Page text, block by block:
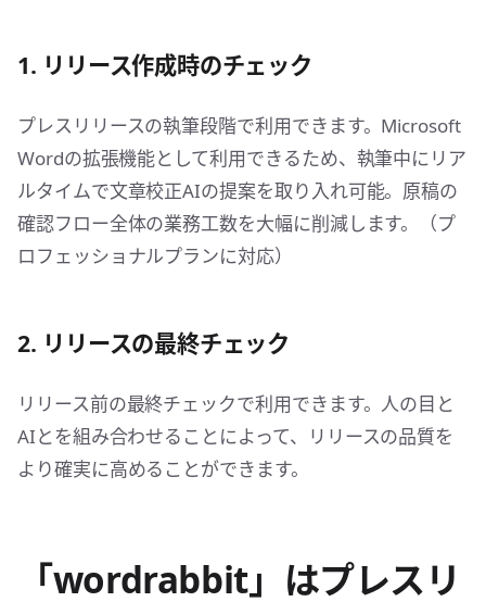
1. リリース作成時のチェック
プレスリリースの執筆段階で利用できます。Microsoft
Wordの拡張機能として利用できるため、執筆中にリア
ルタイムで文章校正AIの提案を取り入れ可能。原稿の
確認フロー全体の業務工数を大幅に削減します。（プ
ロフェッショナルプランに対応）
2. リリースの最終チェック
リリース前の最終チェックで利用できます。人の目と
AIとを組み合わせることによって、リリースの品質を
より確実に高めることができます。
「wordrabbit」はプレスリ